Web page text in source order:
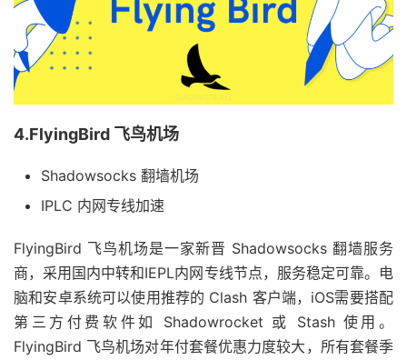
4.FlyingBird 飞鸟机场
Shadowsocks 翻墙机场
IPLC 内网专线加速
FlyingBird 飞鸟机场是一家新晋 Shadowsocks 翻墙服务
商，采用国内中转和IEPL内网专线节点，服务稳定可靠。电
脑和安卓系统可以使用推荐的 Clash 客户端，iOS需要搭配
第三方付费软件如 Shadowrocket 或 Stash 使用。
FlyingBird 飞鸟机场对年付套餐优惠力度较大，所有套餐季